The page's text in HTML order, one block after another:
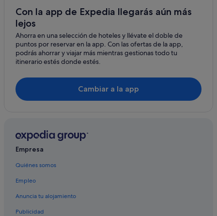
Hoteles baratos en Ottawa
Hoteles con bar en Ottawa
Centro de Ottawa hoteles
Tay Valley hoteles
Hoteles con conserje en Centro de Ottawa
Área de ByWard Market hoteles
Merrickville hoteles
Cardinal hoteles
North Grenville hoteles
Arnprior hoteles
Greater Madawaska hoteles
Calabogie hoteles
Con la app de Expedia llegarás aún más
lejos
Ahorra en una selección de hoteles y llévate el doble de
puntos por reservar en la app. Con las ofertas de la app,
podrás ahorrar y viajar más mientras gestionas todo tu
itinerario estés donde estés.
Cambiar a la app
Empresa
Quiénes somos
Empleo
Anuncia tu alojamiento
Publicidad